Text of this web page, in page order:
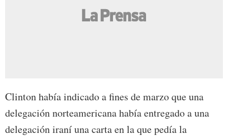
Clinton había indicado a fines de marzo que una
delegación norteamericana había entregado a una
delegación iraní una carta en la que pedía la